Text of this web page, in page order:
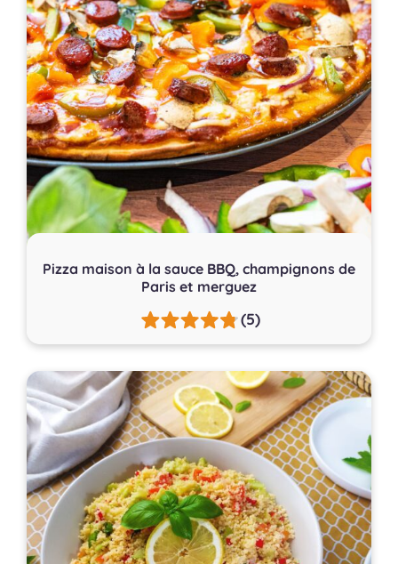
Pizza maison à la sauce BBQ, champignons de
Paris et merguez
(5)